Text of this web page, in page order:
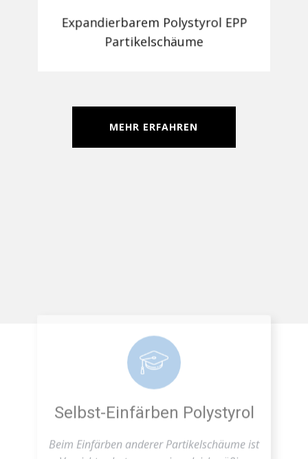
Expandierbarem Polystyrol EPP
Partikelschäume
MEHR ERFAHREN
Beim Einfärben anderer Partikelschäume ist
Vorsicht geboten, um eine gleichmäßige
Färbung zu erzielen.